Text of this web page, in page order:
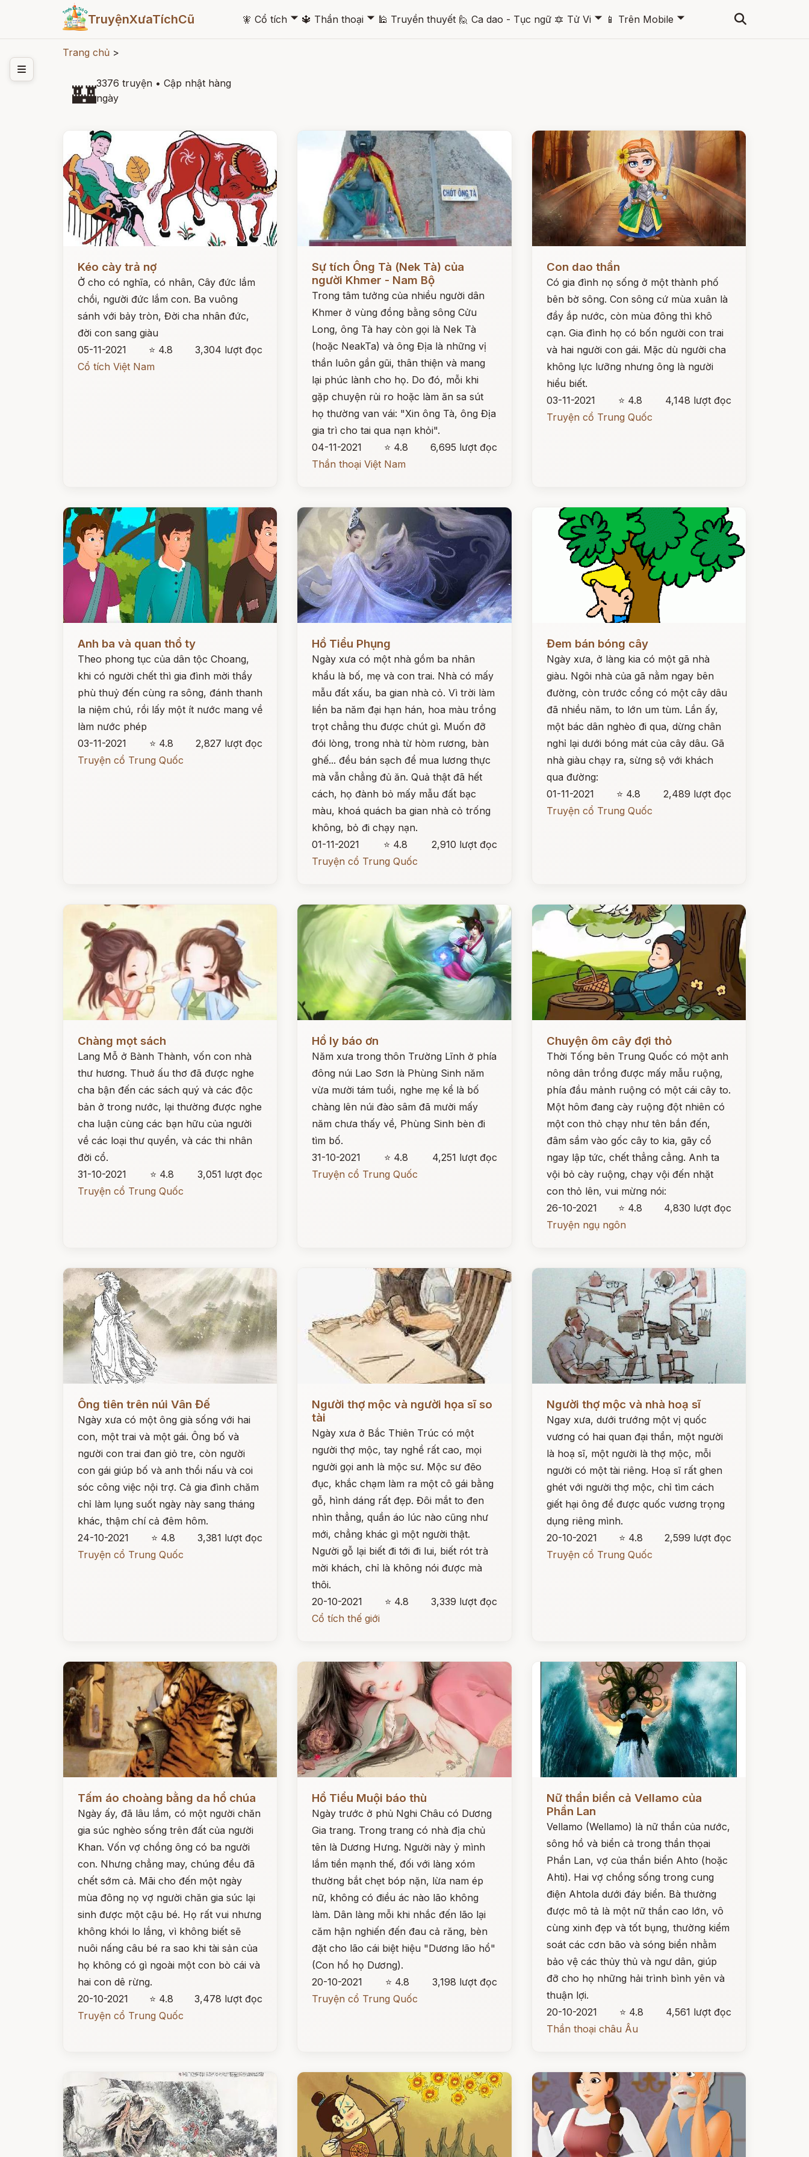
TruyệnXưaTíchCũ 🧚 Cổ tích 🞃 🔱 Thần thoại 🞃 🕌 Truyền thuyết 🙋 Ca dao - Tục ngữ 🔯 Tử Vi 🞃 📱 Trên Mobile 🞃
Trang chủ >
🏰3376 truyện • Cập nhật hàng
ngày
Kéo cày trả nợ
Ở cho có nghĩa, có nhân, Cây đức lắm
chồi, người đức lắm con. Ba vuông
sánh với bảy tròn, Đời cha nhân đức,
đời con sang giàu
05-11-2021
⭐ 4.8
3,304 lượt đọc
Cổ tích Việt Nam
Sự tích Ông Tà (Nek Tà) của
người Khmer - Nam Bộ
Trong tâm tưởng của nhiều người dân
Khmer ở vùng đồng bằng sông Cửu
Long, ông Tà hay còn gọi là Nek Tà
(hoặc NeakTa) và ông Địa là những vị
thần luôn gần gũi, thân thiện và mang
lại phúc lành cho họ. Do đó, mỗi khi
gặp chuyện rủi ro hoặc làm ăn sa sút
họ thường van vái: "Xin ông Tà, ông Địa
gia trì cho tai qua nạn khỏi".
04-11-2021
⭐ 4.8
6,695 lượt đọc
Thần thoại Việt Nam
Con dao thần
Có gia đình nọ sống ở một thành phố
bên bờ sông. Con sông cứ mùa xuân là
đầy ắp nước, còn mùa đông thì khô
cạn. Gia đình họ có bốn người con trai
và hai người con gái. Mặc dù người cha
không lực lưỡng nhưng ông là người
hiểu biết.
03-11-2021
⭐ 4.8
4,148 lượt đọc
Truyện cổ Trung Quốc
Anh ba và quan thổ ty
Theo phong tục của dân tộc Choang,
khi có người chết thì gia đình mời thầy
phù thuỷ đến cùng ra sông, đánh thanh
la niệm chú, rồi lấy một ít nước mang về
làm nước phép
03-11-2021
⭐ 4.8
2,827 lượt đọc
Truyện cổ Trung Quốc
Đọc ngay
Hồ Tiểu Phụng
Ngày xưa có một nhà gồm ba nhân
khẩu là bố, mẹ và con trai. Nhà có mấy
mẫu đất xấu, ba gian nhà cỏ. Vì trời làm
liền ba năm đại hạn hán, hoa màu trồng
trọt chẳng thu được chút gì. Muốn đỡ
đói lòng, trong nhà từ hòm rương, bàn
ghế... đều bán sạch để mua lương thực
mà vẫn chẳng đủ ăn. Quả thật đã hết
cách, họ đành bỏ mấy mẫu đất bạc
màu, khoá quách ba gian nhà cỏ trống
không, bỏ đi chạy nạn.
01-11-2021
⭐ 4.8
2,910 lượt đọc
Truyện cổ Trung Quốc
Đem bán bóng cây
Ngày xưa, ở làng kia có một gã nhà
giàu. Ngôi nhà của gã nằm ngay bên
đường, còn trước cổng có một cây dâu
đã nhiều năm, to lớn um tùm. Lần ấy,
một bác dân nghèo đi qua, dừng chân
nghỉ lại dưới bóng mát của cây dâu. Gã
nhà giàu chạy ra, sừng sộ với khách
qua đường:
01-11-2021
⭐ 4.8
2,489 lượt đọc
Truyện cổ Trung Quốc
Chàng mọt sách
Lang Mỗ ở Bành Thành, vốn con nhà
thư hương. Thuở ấu thơ đã được nghe
cha bận đến các sách quý và các độc
bản ở trong nước, lại thường được nghe
cha luận cùng các bạn hữu của người
về các loại thư quyển, và các thi nhân
đời cổ.
31-10-2021
⭐ 4.8
3,051 lượt đọc
Truyện cổ Trung Quốc
Đọc ngay
Hồ ly báo ơn
Năm xưa trong thôn Trường Lĩnh ở phía
đông núi Lao Sơn là Phùng Sinh năm
vừa mười tám tuổi, nghe mẹ kể là bố
chàng lên núi đào sâm đã mười mấy
năm chưa thấy về, Phùng Sinh bèn đi
tìm bố.
31-10-2021
⭐ 4.8
4,251 lượt đọc
Truyện cổ Trung Quốc
Chuyện ôm cây đợi thỏ
Thời Tống bên Trung Quốc có một anh
nông dân trồng được mấy mẫu ruộng,
phía đầu mảnh ruộng có một cái cây to.
Một hôm đang cày ruộng đột nhiên có
một con thỏ chạy như tên bắn đến,
đâm sầm vào gốc cây to kia, gãy cổ
ngay lập tức, chết thẳng cẳng. Anh ta
vội bỏ cày ruộng, chạy vội đến nhặt
con thỏ lên, vui mừng nói:
26-10-2021
⭐ 4.8
4,830 lượt đọc
Truyện ngụ ngôn
Đọc ngay
Ông tiên trên núi Vân Đế
Ngày xưa có một ông già sống với hai
con, một trai và một gái. Ông bố và
người con trai đan giỏ tre, còn người
con gái giúp bố và anh thổi nấu và coi
sóc công việc nội trợ. Cả gia đình chăm
chỉ làm lụng suốt ngày này sang tháng
khác, thậm chí cả đêm hôm.
24-10-2021
⭐ 4.8
3,381 lượt đọc
Truyện cổ Trung Quốc
Người thợ mộc và người họa sĩ so
tài
Ngày xưa ở Bắc Thiên Trúc có một
người thợ mộc, tay nghề rất cao, mọi
người gọi anh là mộc sư. Mộc sư đẽo
đục, khắc chạm làm ra một cô gái bằng
gỗ, hình dáng rất đẹp. Đôi mắt to đen
nhìn thẳng, quần áo lúc nào cũng như
mới, chẳng khác gì một người thật.
Người gỗ lại biết đi tới đi lui, biết rót trà
mời khách, chỉ là không nói được mà
thôi.
20-10-2021
⭐ 4.8
3,339 lượt đọc
Cổ tích thế giới
Người thợ mộc và nhà hoạ sĩ
Ngay xưa, dưới trướng một vị quốc
vương có hai quan đại thần, một người
là hoạ sĩ, một người là thợ mộc, mỗi
người có một tài riêng. Hoạ sĩ rất ghen
ghét với người thợ mộc, chỉ tìm cách
giết hại ông để được quốc vương trọng
dụng riêng mình.
20-10-2021
⭐ 4.8
2,599 lượt đọc
Truyện cổ Trung Quốc
Đọc ngay
Tấm áo choàng bằng da hổ chúa
Ngày ấy, đã lâu lắm, có một người chăn
gia súc nghèo sống trên đất của người
Khan. Vốn vợ chồng ông có ba người
con. Nhưng chẳng may, chúng đều đã
chết sớm cả. Mãi cho đến một ngày
mùa đông nọ vợ người chăn gia súc lại
sinh được một cậu bé. Họ rất vui nhưng
không khói lo lắng, vì không biết sẽ
nuôi nấng câu bé ra sao khi tài sản của
họ không có gì ngoài một con bò cái và
hai con dê rừng.
20-10-2021
⭐ 4.8
3,478 lượt đọc
Truyện cổ Trung Quốc
Đọc ngay
Hồ Tiểu Muội báo thù
Ngày trước ở phủ Nghi Châu có Dương
Gia trang. Trong trang có nhà địa chủ
tên là Dương Hưng. Người này ỷ mình
lắm tiền mạnh thế, đối với làng xóm
thường bắt chẹt bóp nặn, lừa nam ép
nữ, không có điều ác nào lão không
làm. Dân làng mỗi khi nhắc đến lão lại
căm hận nghiến đến đau cả răng, bèn
đặt cho lão cái biệt hiệu "Dương lão hổ"
(Con hổ họ Dương).
20-10-2021
⭐ 4.8
3,198 lượt đọc
Truyện cổ Trung Quốc
Nữ thần biển cả Vellamo của
Phần Lan
Vellamo (Wellamo) là nữ thần của nước,
sông hồ và biển cả trong thần thọai
Phần Lan, vợ của thần biển Ahto (hoặc
Ahti). Hai vợ chồng sống trong cung
điện Ahtola dưới đáy biển. Bà thường
được mô tả là một nữ thần cao lớn, vô
cùng xinh đẹp và tốt bụng, thường kiểm
soát các cơn bão và sóng biển nhằm
bảo vệ các thủy thủ và ngư dân, giúp
đỡ cho họ những hải trình bình yên và
thuận lợi.
20-10-2021
⭐ 4.8
4,561 lượt đọc
Thần thoại châu Âu